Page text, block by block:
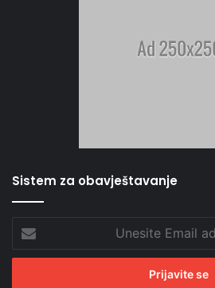
Sistem za obavještavanje
Email
adresu